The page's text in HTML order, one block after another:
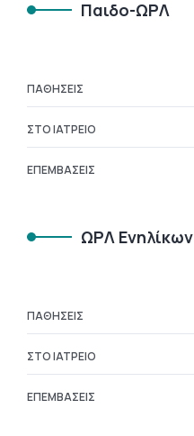
Παιδο-ΩΡΛ
ΠΑΘΉΣΕΙΣ
ΣΤΟ ΙΑΤΡΕΊΟ
ΕΠΕΜΒΆΣΕΙΣ
ΩΡΛ Ενηλίκων
ΠΑΘΉΣΕΙΣ
ΣΤΟ ΙΑΤΡΕΊΟ
ΕΠΕΜΒΆΣΕΙΣ